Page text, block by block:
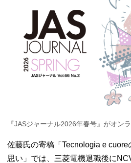
『JASジャーナル2026年春号』がオン
佐藤氏の寄稿「Tecnologia e cuore
思い」では、三菱電機退職後に